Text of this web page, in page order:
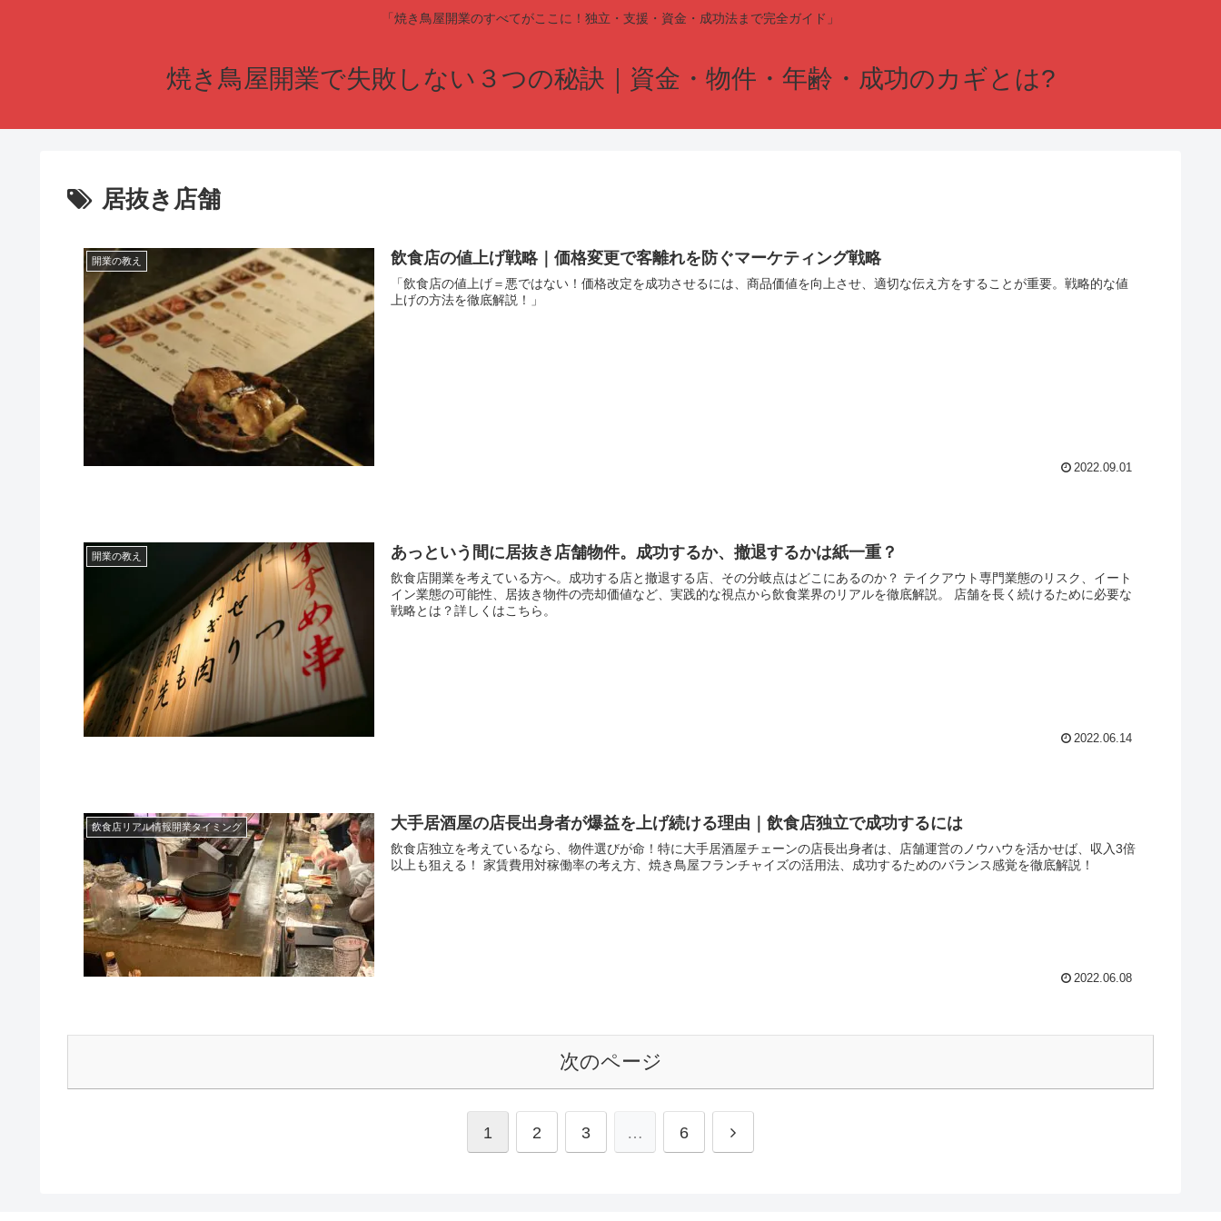
「焼き鳥屋開業のすべてがここに！独立・支援・資金・成功法まで完全ガイド」
焼き鳥屋開業で失敗しない３つの秘訣｜資金・物件・年齢・成功のカギとは?
居抜き店舗
開業の教え 飲食店の値上げ戦略｜価格変更で客離れを防ぐマーケティング戦略
「飲食店の値上げ＝悪ではない！価格改定を成功させるには、商品価値を向上させ、適切な伝え方をすることが重要。戦略的な値
上げの方法を徹底解説！」
2022.09.01
開業の教え あっという間に居抜き店舗物件。成功するか、撤退するかは紙一重？
飲食店開業を考えている方へ。成功する店と撤退する店、その分岐点はどこにあるのか？ テイクアウト専門業態のリスク、イート
イン業態の可能性、居抜き物件の売却価値など、実践的な視点から飲食業界のリアルを徹底解説。 店舗を長く続けるために必要な
戦略とは？詳しくはこちら。
2022.06.14
飲食店リアル情報開業タイミング 大手居酒屋の店長出身者が爆益を上げ続ける理由｜飲食店独立で成功するには
飲食店独立を考えているなら、物件選びが命！特に大手居酒屋チェーンの店長出身者は、店舗運営のノウハウを活かせば、収入3倍
以上も狙える！ 家賃費用対稼働率の考え方、焼き鳥屋フランチャイズの活用法、成功するためのバランス感覚を徹底解説！
2022.06.08
次のページ
1 2 3 … 6 次